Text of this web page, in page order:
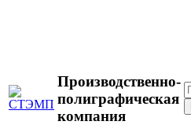
Производственно-
полиграфическая
компания